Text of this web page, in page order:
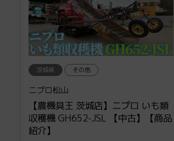
茨城県 その他
ニプロ松山
【農機具王 茨城店】ニプロ いも類
収穫機 GH652-JSL 【中古】【商品
紹介】